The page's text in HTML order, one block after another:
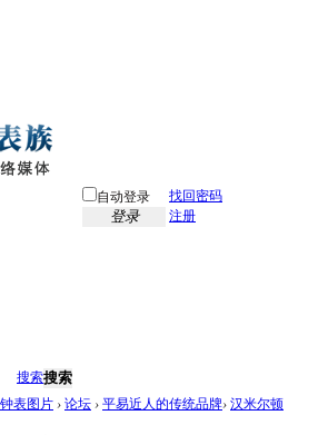
自动登录
找回密码
登录
注册
搜索搜索
表图片 › 论坛 › 平易近人的传统品牌› 汉米尔顿